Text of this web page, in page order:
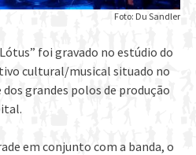
Foto: Du Sandler
foi gravado no estúdio do
cultural/musical situado no
grandes polos de produção
em conjunto com a banda, o